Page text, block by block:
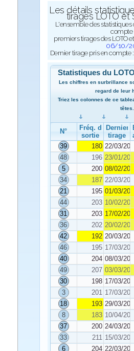
Les détails
tirages LOTO et
L'ensemble des
compte
premiers tirages des LOTO
06/10/
Dernier tirage pris en compte :
Statistiques du
Les chiffres en surbrillance
regard de leur
Triez les colonnes de ce
têtes.
N°
Fréq. de
sortie
Dernier
tirage
39
180 22/03/2021
48
196 23/01/2021
5
200 08/02/2021
34
187 22/03/2021
21
195 01/03/2021
44
203 10/02/2021
31
203 17/02/2021
36
202 20/02/2021
42
192 20/03/2021
46
195 17/03/2021
40
204 08/03/2021
49
207 03/03/2021
30
198 17/03/2021
3
201 17/03/2021
18
193 29/03/2021
8
183 10/04/2021
37
200 24/03/2021
33
211 15/03/2021
6
204 22/03/2021